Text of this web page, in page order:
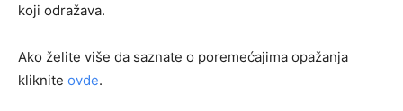
koji odražava.
Ako želite više da saznate o poremećajima opažanja
kliknite ovde.